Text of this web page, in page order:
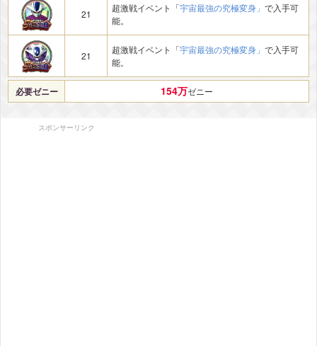
21
超激戦イベント「宇宙最強の究極変身」 で入手可
能。
21
超激戦イベント「宇宙最強の究極変身」 で入手可
能。
必要ゼニー 154万ゼニー
スポンサーリンク